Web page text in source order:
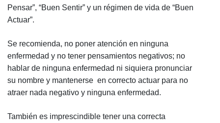
Pensar”, “Buen Sentir” y un régimen de vida de “Buen
Actuar”.
Se recomienda, no poner atención en ninguna
enfermedad y no tener pensamientos negativos; no
hablar de ninguna enfermedad ni siquiera pronunciar
su nombre y mantenerse en correcto actuar para no
atraer nada negativo y ninguna enfermedad.
También es imprescindible tener una correcta